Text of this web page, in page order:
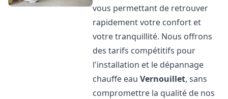
vous permettant de retrouver
rapidement votre confort et
votre tranquillité. Nous offrons
des tarifs compétitifs pour
l'installation et le dépannage
chauffe eauVernouillet, sans
compromettre la qualité de nos